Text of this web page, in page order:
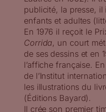
publicité, la presse,
enfants et adultes
En 1976 il reçoit le
Corrida, un court
de ses dessins et en
l’affiche française.
de l’Institut
les illustrations du
(Éditions Bayard).
Il crée son premier